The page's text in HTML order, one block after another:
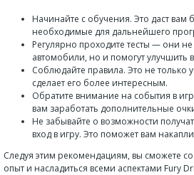
Начинайте с обучения. Это даст вам
необходимые для дальнейшего
Регулярно проходите тесты — они
автомобили, но и помогут улучшить
Соблюдайте правила. Это не только
сделает его более интересным.
Обратите внимание на события в
вам заработать дополнительные
Не забывайте о возможности
вход в игру. Это поможет вам
Следуя этим рекомендациям, вы сможете
опыт и насладиться всеми аспектами Fury